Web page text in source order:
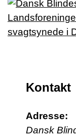
Kontakt
Adresse:
Dansk